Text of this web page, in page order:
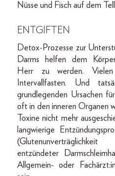
Nüsse und Fisch auf dem
ENTGIFTEN
Detox-Prozesse zur
Darms helfen dem
Herr zu werden.
Intervallfasten. Und
grundlegenden Ursachen
oft in den inneren Organen
Toxine nicht mehr
langwierige
entzündeter
Allgemein- oder